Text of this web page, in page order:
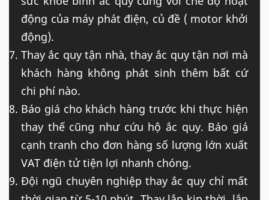
động của máy phát điện, củ đề ( motor khởi
động).
Thay ắc quy tận nhà, thay ắc quy tận nơi mà
khách hàng không phát sinh thêm bất cứ
chi phí nào.
Báo giá cho khách hàng trước khi thực hiện
thay thế cũng như cứu hộ ắc quy. Báo giá
cạnh tranh cho đơn hàng số lượng lớn xuất
VAT điện tử tiện lợi nhanh chóng.
Đội ngũ chuyên nghiệp thay ắc quy chỉ mất